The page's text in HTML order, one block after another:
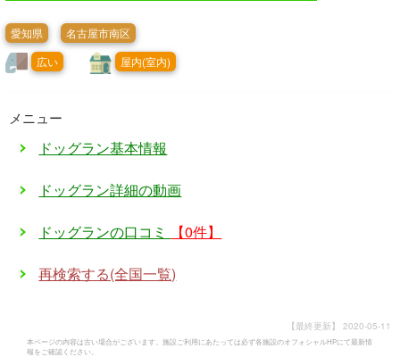
愛知県
名古屋市南区
広い
屋内(室内)
メニュー
ドッグラン基本情報
ドッグラン詳細の動画
ドッグランの口コミ 【0件】
再検索する(全国一覧)
【最終更新】 2020-05-11
本ページの内容は古い場合がございます。施設ご利用にあたっては必ず各施設のオフォシャルHPにて最新情
報をご確認ください。